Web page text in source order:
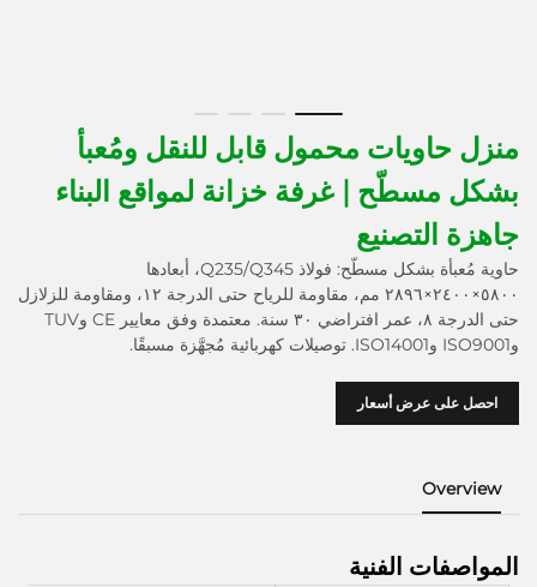
منزل حاويات محمول قابل للنقل ومُعبأ
بشكل مسطّح | غرفة خزانة لمواقع البناء
جاهزة التصنيع
حاوية مُعبأة بشكل مسطّح: فولاذ Q235/Q345، أبعادها
٥٨٠٠×٢٤٠٠×٢٨٩٦ مم، مقاومة للرياح حتى الدرجة ١٢، ومقاومة للزلازل
حتى الدرجة ٨، عمر افتراضي ٣٠ سنة. معتمدة وفق معايير CE وTUV
وISO9001 وISO14001. توصيلات كهربائية مُجهَّزة مسبقًا.
احصل على عرض أسعار
Overview
المواصفات الفنية